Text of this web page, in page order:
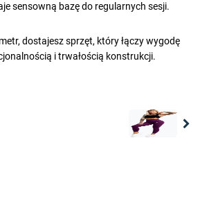
sensowną bazę do regularnych sesji.
dostajesz sprzęt, który łączy wygodę
i trwałością konstrukcji.